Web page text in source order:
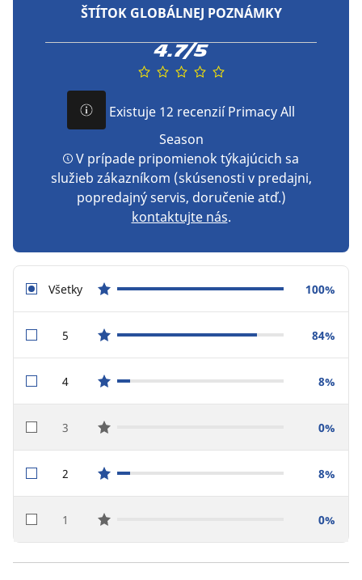
ŠTÍTOK GLOBÁLNEJ POZNÁMKY
4.7/5
Existuje 12 recenzií Primacy All
Season
V prípade pripomienok týkajúcich sa
služieb zákazníkom (skúsenosti v predajni,
popredajný servis, doručenie atď.)
kontaktujte nás.
Všetkystar reviews 100%
5star reviews 84%
4star reviews 8%
3star reviews 0%
2star reviews 8%
1star reviews 0%